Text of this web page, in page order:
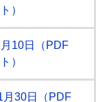
）
月10日（PDF
）
月30日（PDF